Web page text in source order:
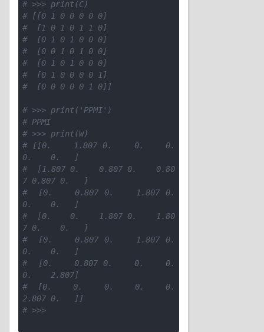
# >>> print(C)
# [[0 1 0 0 0 0 0]
#  [1 0 1 0 1 1 0]
#  [0 1 0 1 0 0 0]
#  [0 0 1 0 1 0 0]
#  [0 1 0 1 0 0 0]
#  [0 1 0 0 0 0 1]
#  [0 0 0 0 0 1 0]]
# >>> print('PPMI')
# PPMI
# >>> print(W)
# [[0.    1.807 0.    0.    0.
0.    0.   ]
#  [1.807 0.    0.807 0.    0.80
7 0.807 0.   ]
#  [0.    0.807 0.    1.807 0.
0.    0.   ]
#  [0.    0.    1.807 0.    1.80
7 0.    0.   ]
#  [0.    0.807 0.    1.807 0.
0.    0.   ]
#  [0.    0.807 0.    0.    0.
0.    2.807]
#  [0.    0.    0.    0.    0.
2.807 0.   ]]
# >>>